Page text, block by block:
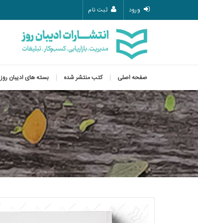
ورود ثبت نام
صفحه اصلی کتب منتشر شده بسته های ادیبان روز